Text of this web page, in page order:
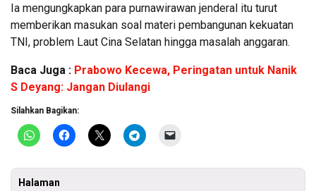
Ia mengungkapkan para purnawirawan jenderal itu turut
memberikan masukan soal materi pembangunan kekuatan
TNI, problem Laut Cina Selatan hingga masalah anggaran.
Baca Juga : Prabowo Kecewa, Peringatan untuk Nanik
S Deyang: Jangan Diulangi
Silahkan Bagikan:
Halaman